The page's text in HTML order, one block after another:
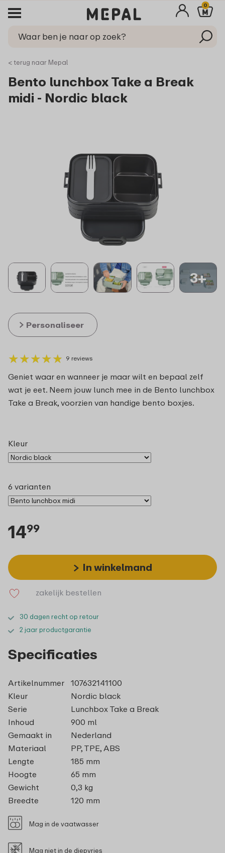
0
< terug naar Mepal
Bento lunchbox Take a Break
midi - Nordic black
3+
★★★★★
★★★★★ 9 reviews
Geniet waar en wanneer je maar wilt en bepaal zelf
wat je eet. Neem jouw lunch mee in de Bento lunchbox
Take a Break, voorzien van handige bento boxjes.
Personaliseer
Kleur
6 varianten
1499
In winkelmand
zakelijk bestellen
30 dagen recht op retour
2 jaar productgarantie
Specificaties
Artikelnummer
107632141100
Kleur
Nordic black
Serie
Lunchbox Take a Break
Inhoud
900 ml
Gemaakt in
Nederland
Materiaal
PP, TPE, ABS
Lengte
185 mm
Hoogte
65 mm
Gewicht
0,3 kg
Breedte
120 mm
Mag in de vaatwasser
Mag niet in de diepvries